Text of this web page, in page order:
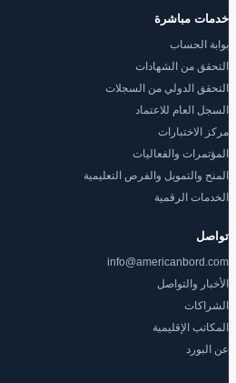
خدمات مباشرة
بوابة الحساب
التحقق من الشهادات
التحقق الدولي من السجلات
السجل العام للاعتماد
مركز الاختبارات
المؤتمرات والفعاليات
المنح والتمويل والفرص التعليمية
الخدمات الرقمية
تواصل
info@americanbord.com
الأخبار والتواصل
الشراكات
المكاتب الإقليمية
عن البورد